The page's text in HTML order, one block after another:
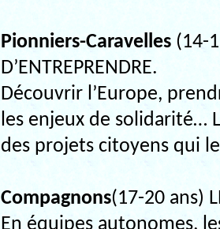
Pionniers-Caravelles (14-
D’ENTREPRENDRE.
Découvrir l’Europe,
les enjeux de solidarité…
des projets citoyens qui
Compagnons(17-20 ans)